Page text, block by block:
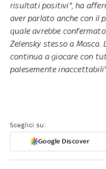
risultati positivi", ha
aver parlato anche con il
quale avrebbe
Zelensky stesso a Mosca.
continua a giocare con
palesemente
Sceglici su:
Google Discover